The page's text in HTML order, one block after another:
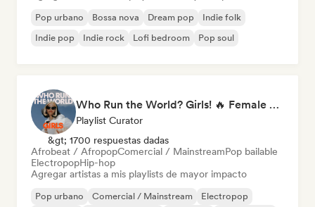
Pop urbano Bossa nova Dream pop
Indie folk
Indie pop
Indie rock Lofi bedroom Pop soul
Who Run the World? Girls! 🔥 Female Empowerment Pop & Girl-Power Anthems
Playlist Curator
&gt; 1700 respuestas dadas
Afrobeat / AfropopComercial / MainstreamPop bailable
ElectropopHip-hop
Agregar artistas a mis playlists de mayor impacto
Pop urbano Comercial / Mainstream
Electropop